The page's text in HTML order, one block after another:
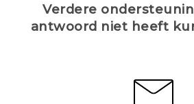
Verdere
antwoord niet heeft